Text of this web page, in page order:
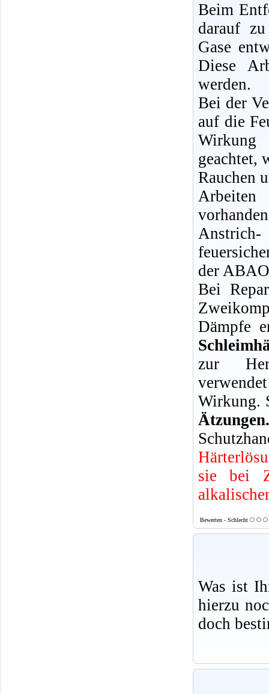
Beim
darauf zu
Gase
Diese
werden.
Bei der
auf die
Wirkung
geachtet,
Rauchen
Arbeiten
der
Bei
Dämpfe
zur
Wirkung.
sie bei
Bewerten - Schlecht
Was ist
hierzu
doch